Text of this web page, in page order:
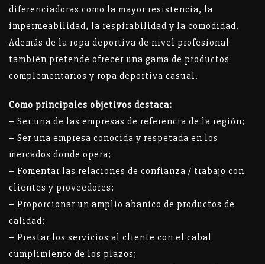
diferenciadoras como la mayor resistencia, la
impermeabilidad, la respirabilidad y la comodidad.
Además de la ropa deportiva de nivel profesional
también pretende ofrecer una gama de productos
complementarios y ropa deportiva casual.
Como principales objetivos destaca:
– Ser una de las empresas de referencia de la región;
– Ser una empresa conocida y respetada en los
mercados donde opera;
– Fomentar las relaciones de confianza / trabajo con
clientes y proveedores;
– Proporcionar un amplio abanico de productos de
calidad;
– Prestar los servicios al cliente con el cabal
cumplimiento de los plazos;